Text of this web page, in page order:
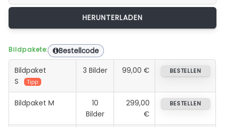
Bildpakete: Bestellcode
Bildpaket
S
Tipp
3 Bilder 99,00 € BESTELLEN
Bildpaket M
10
Bilder
299,00
€
BESTELLEN